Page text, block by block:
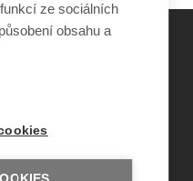
Sirius
8876
e-mailem
ze sociálních
obsahu a